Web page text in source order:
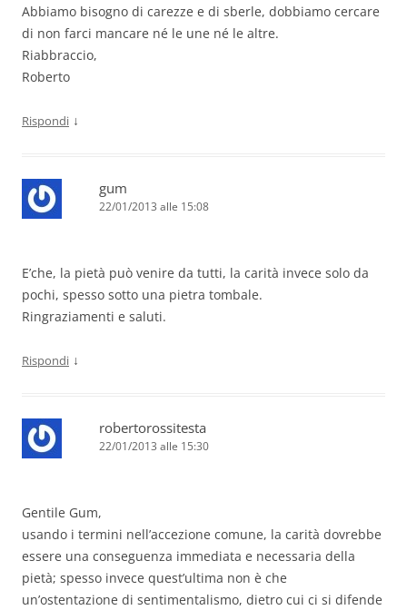
Abbiamo bisogno di carezze e di sberle, dobbiamo cercare
di non farci mancare né le une né le altre.
Riabbraccio,
Roberto
Rispondi ↓
gum
22/01/2013 alle 15:08
E’che, la pietà può venire da tutti, la carità invece solo da
pochi, spesso sotto una pietra tombale.
Ringraziamenti e saluti.
Rispondi ↓
robertorossitesta
22/01/2013 alle 15:30
Gentile Gum,
usando i termini nell’accezione comune, la carità dovrebbe
essere una conseguenza immediata e necessaria della
pietà; spesso invece quest’ultima non è che
un’ostentazione di sentimentalismo, dietro cui ci si difende